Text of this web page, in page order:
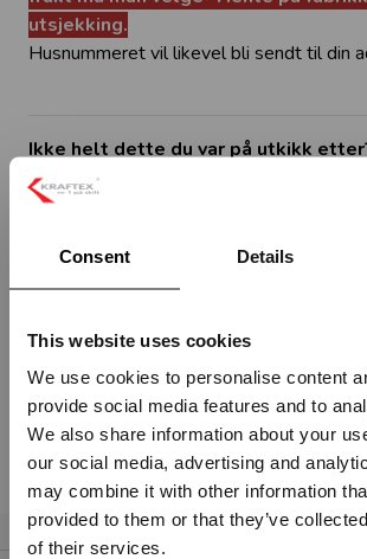
Consent Details
This website uses cookies
We use cookies to personalise content
provide social media features and to
We also share information about your
our social media, advertising and
may combine it with other information
provided to them or that they’ve
of their services.
utsjekking.
Husnummeret vil likevel bli sendt til din
Ikke helt dette du var på utkikk
Ta kontakt med oss hvis du har andre
veiledning.
Kontakt oss på en av følgende måter:
Bruk vårtkontaktskjema.
Send oss en
(Hvis du
ett vedlegg)
Ring oss på
tlf. 69 25 25 30
Vennligst velg
BEDRIFT